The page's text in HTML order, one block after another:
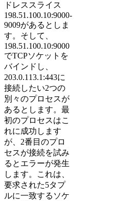
ドレススライス
198.51.100.10:9000-
9009があるとしま
す。そして、
198.51.100.10:9000
でTCPソケットを
バインドし、
203.0.113.1:443に
接続したい2つの
別々のプロセスが
あるとします。最
初のプロセスはこ
れに成功します
が、2番目のプロ
セスが接続を試み
るとエラーが発生
します。これは、
要求された5タプ
ルに一致するソケ